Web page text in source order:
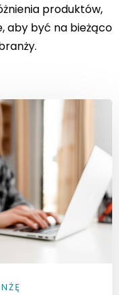
produktów,
aby być na bieżąco